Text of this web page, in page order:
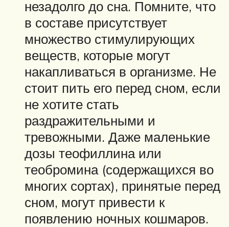
незадолго до сна. Помните, что
в составе присутствует
множество стимулирующих
веществ, которые могут
накапливаться в организме. Не
стоит пить его перед сном, если
не хотите стать
раздражительными и
тревожными. Даже маленькие
дозы теофиллина или
теобромина (содержащихся во
многих сортах), принятые перед
сном, могут привести к
появлению ночных кошмаров.